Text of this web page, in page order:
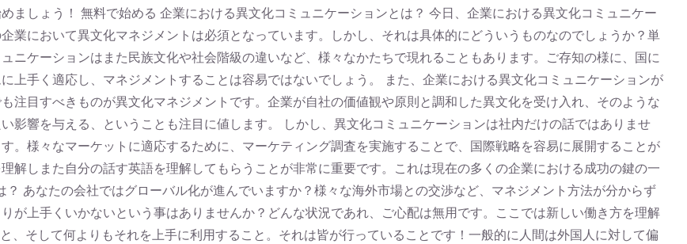
ましょう！ 無料で始める 企業における異文化コミュニケーションとは？ 今日、企業における異文化コミュニケー
業において異文化マネジメントは必須となっています。しかし、それは具体的にどういうものなのでしょうか？単
ニケーションはまた民族文化や社会階級の違いなど、様々なかたちで現れることもあります。ご存知の様に、国に
上手く適応し、マネジメントすることは容易ではないでしょう。 また、企業における異文化コミュニケーションが
注目すべきものが異文化マネジメントです。企業が自社の価値観や原則と調和した異文化を受け入れ、そのような
影響を与える、ということも注目に値します。 しかし、異文化コミュニケーションは社内だけの話ではありませ
。様々なマーケットに適応するために、マーケティング調査を実施することで、国際戦略を容易に展開することが
解しまた自分の話す英語を理解してもらうことが非常に重要です。これは現在の多くの企業における成功の鍵の一
あなたの会社ではグローバル化が進んでいますか？様々な海外市場との交渉など、マネジメント方法が分からず
が上手くいかないという事はありませんか？どんな状況であれ、ご心配は無用です。ここでは新しい働き方を理解
、そして何よりもそれを上手に利用すること。それは皆が行っていることです！一般的に人間は外国人に対して偏